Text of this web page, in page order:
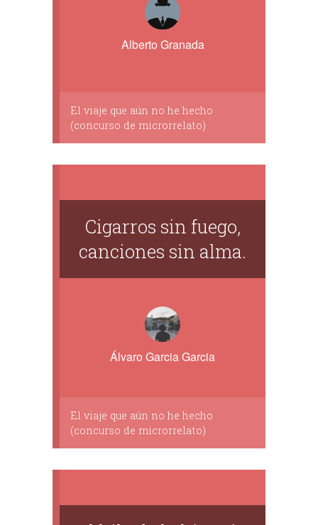
Alberto Granada
El viaje que aún no he hecho
(concurso de microrrelato)
Cigarros sin fuego,
canciones sin alma.
Álvaro Garcia Garcia
El viaje que aún no he hecho
(concurso de microrrelato)